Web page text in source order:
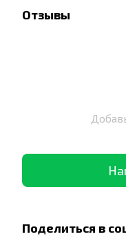
Отзывы
Поделиться в